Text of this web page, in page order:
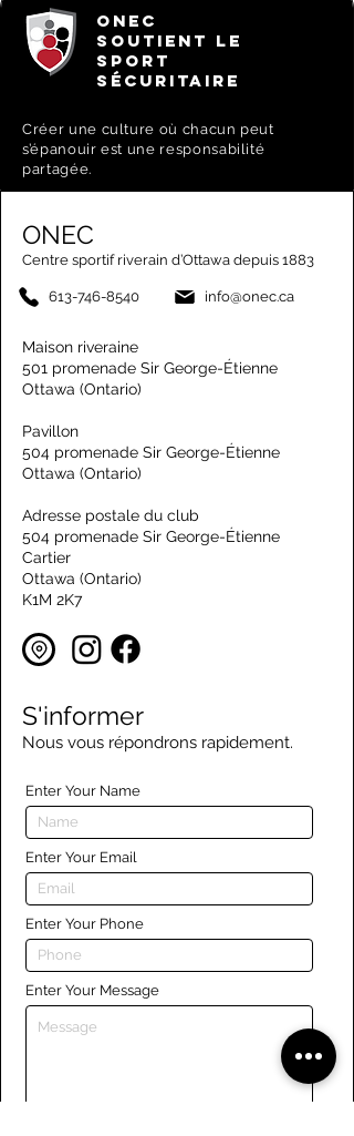
ONEC
SOUTIENT LE
SPORT
SÉCURITAIRE
Créer une culture où chacun peut
s’épanouir est une responsabilité
partagée.
ONEC
Centre sportif riverain d’Ottawa depuis 1883
613-746-8540 info@onec.ca
Maison riveraine
501 promenade Sir George-Étienne
Ottawa (Ontario)
Pavillon
504 promenade Sir George-Étienne
Ottawa (Ontario)
Adresse postale du club
504 promenade Sir George-Étienne
Cartier
Ottawa (Ontario)
K1M 2K7
S'informer
Nous vous répondrons rapidement.
Enter Your Name
Enter Your Email
Enter Your Phone
Enter Your Message